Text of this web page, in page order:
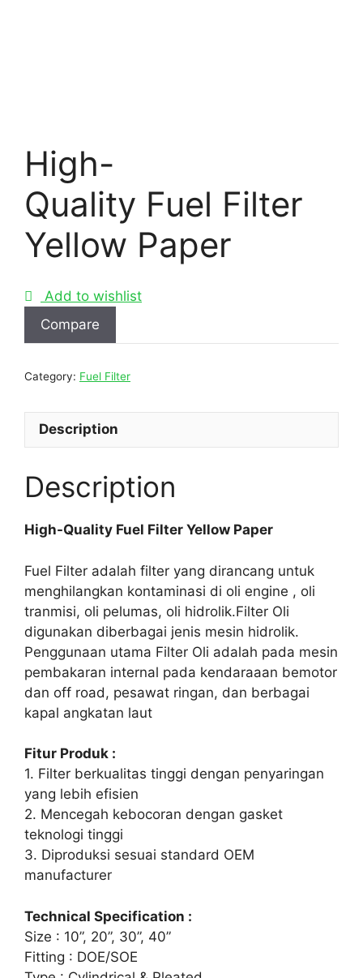
High-
Quality Fuel Filter
Yellow Paper
Add to wishlist
Compare
Category: Fuel Filter
Description
Description
High-Quality Fuel Filter Yellow Paper
Fuel Filter adalah filter yang dirancang untuk
menghilangkan kontaminasi di oli engine , oli
tranmisi, oli pelumas, oli hidrolik.Filter Oli
digunakan diberbagai jenis mesin hidrolik.
Penggunaan utama Filter Oli adalah pada mesin
pembakaran internal pada kendaraaan bemotor
dan off road, pesawat ringan, dan berbagai
kapal angkatan laut
Fitur Produk :
1. Filter berkualitas tinggi dengan penyaringan
yang lebih efisien
2. Mencegah kebocoran dengan gasket
teknologi tinggi
3. Diproduksi sesuai standard OEM
manufacturer
Technical Specification :
Size : 10”, 20”, 30”, 40”
Fitting : DOE/SOE